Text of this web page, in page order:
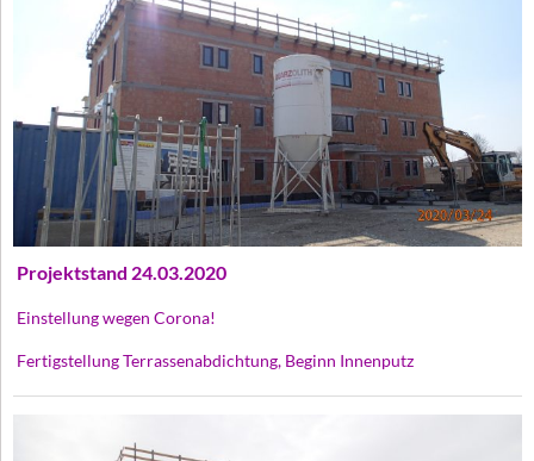
Projektstand 24.03.2020
Einstellung wegen Corona!
Fertigstellung Terrassenabdichtung, Beginn Innenputz